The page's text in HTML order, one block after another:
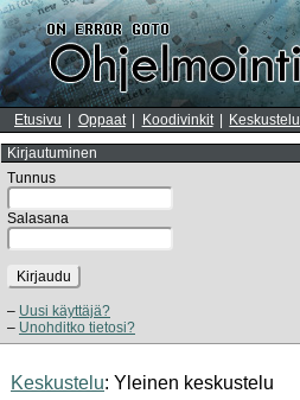
Etusivu Oppaat Koodivinkit Keskustelu
Kirjautuminen
Tunnus
Salasana
Kirjaudu
Uusi käyttäjä?
Unohditko tietosi?
Keskustelu: Yleinen keskustelu